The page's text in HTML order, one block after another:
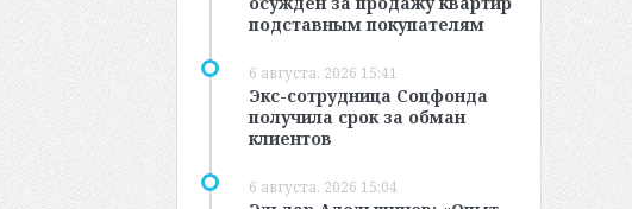
подставным покупателям
6 августа, 2026 15:41
Экс-сотрудница Соцфонда
получила срок за обман
клиентов
6 августа, 2026 15:04